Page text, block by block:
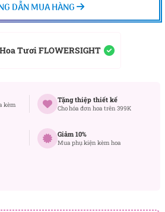
DẪN MUA HÀNG
Tươi FLOWERSIGHT
kèm
Tặng thiệp thiết kế
Cho hóa đơn hoa trên 399K
Giảm 10%
Mua phụ kiện kèm hoa